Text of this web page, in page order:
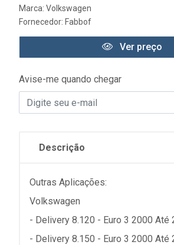
Marca: Volkswagen
Fornecedor: Fabbof
Ver preço
Avise-me quando chegar
Descrição
Outras Aplicações:
Volkswagen
- Delivery 8.120 - Euro 3 2000 Até
- Delivery 8.150 - Euro 3 2000 Até